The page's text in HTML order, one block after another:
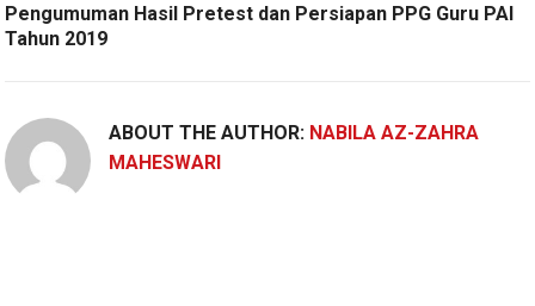
Pengumuman Hasil Pretest dan Persiapan PPG Guru PAI
Tahun 2019
ABOUT THE AUTHOR: NABILA AZ-ZAHRA
MAHESWARI